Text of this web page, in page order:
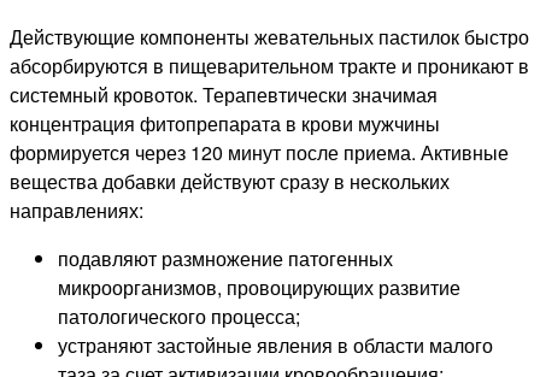
Действующие компоненты жевательных пастилок быстро
абсорбируются в пищеварительном тракте и проникают в
системный кровоток. Терапевтически значимая
концентрация фитопрепарата в крови мужчины
формируется через 120 минут после приема. Активные
вещества добавки действуют сразу в нескольких
направлениях:
подавляют размножение патогенных
микроорганизмов, провоцирующих развитие
патологического процесса;
устраняют застойные явления в области малого